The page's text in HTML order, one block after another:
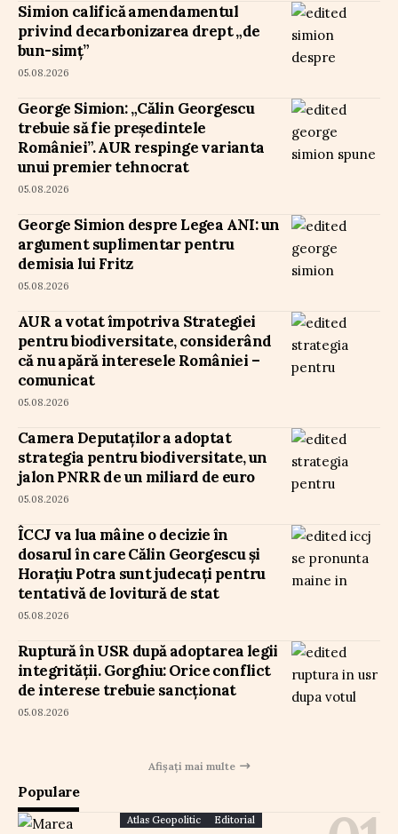
Simion califică amendamentul
privind decarbonizarea drept „de
bun-simț”
05.08.2026
George Simion: „Călin Georgescu
trebuie să fie președintele
României”. AUR respinge varianta
unui premier tehnocrat
05.08.2026
George Simion despre Legea ANI: un
argument suplimentar pentru
demisia lui Fritz
05.08.2026
AUR a votat împotriva Strategiei
pentru biodiversitate, considerând
că nu apără interesele României –
comunicat
05.08.2026
Camera Deputaților a adoptat
strategia pentru biodiversitate, un
jalon PNRR de un miliard de euro
05.08.2026
ÎCCJ va lua mâine o decizie în
dosarul în care Călin Georgescu și
Horațiu Potra sunt judecați pentru
tentativă de lovitură de stat
05.08.2026
Ruptură în USR după adoptarea legii
integrității. Gorghiu: Orice conflict
de interese trebuie sancționat
05.08.2026
Afișați mai multe
Populare
Atlas Geopolitic Editorial